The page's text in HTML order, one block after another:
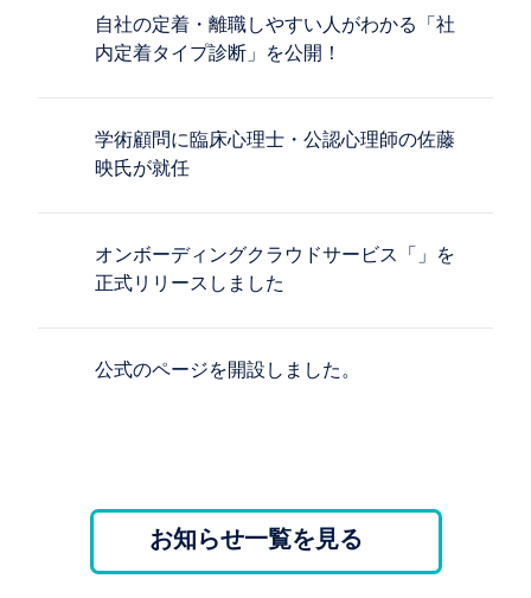
自社の定着・離職しやすい人がわかる「社
内定着タイプ診断」を公開！
Ombo学術顧問に臨床心理士・公認心理師の佐藤
映氏が就任
オンボーディングクラウドサービス「Ombo」を
正式リリースしました
Ombo公式のFacebookページを開設しました。
お知らせ一覧を見る